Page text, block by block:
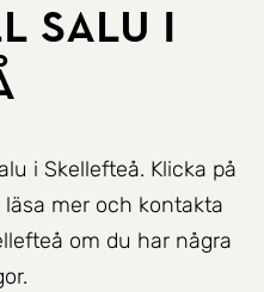
salu i
i Skellefteå. Klicka på
mer och kontakta
om du har några